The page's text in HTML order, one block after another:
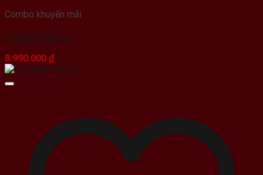
Combo khuyến mãi
COMBO SALE 2
8.990.000 ₫